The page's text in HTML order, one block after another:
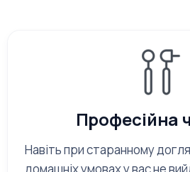
Професійна
Навіть при старанному